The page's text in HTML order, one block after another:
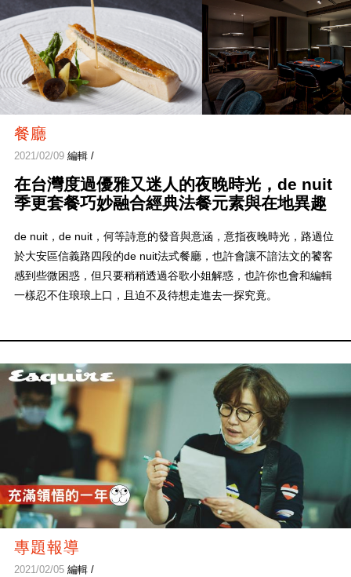
餐廳
2021/02/09編輯 /
在台灣度過優雅又迷人的夜晚時光，de nuit
季更套餐巧妙融合經典法餐元素與在地異趣
de nuit，de nuit，何等詩意的發音與意涵，意指夜晚時光，路過位
於大安區信義路四段的de nuit法式餐廳，也許會讓不諳法文的饕客
感到些微困惑，但只要稍稍透過谷歌小姐解惑，也許你也會和編輯
一樣忍不住琅琅上口，且迫不及待想走進去一探究竟。
專題報導
2021/02/05編輯 /